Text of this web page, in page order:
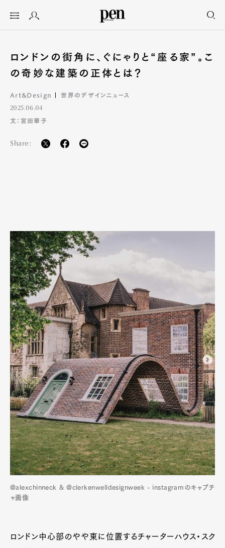
ロンドンの街角に、ぐにゃりと“座る家”。こ
の奇妙な建築の正体とは？
Art&Design 世界のデザインニュース
2025.06.04
文：宮田華子
Share:
@alexchinneck & @clerkenwelldesignweek - instagramのキャプチ
ャ画像
ロンドン中心部のやや東に位置するチャーターハウス・スク